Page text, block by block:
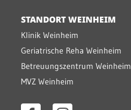
STANDORT WEINHEIM
Klinik Weinheim
Geriatrische Reha Weinheim
Betreuungszentrum Weinheim
MVZ Weinheim